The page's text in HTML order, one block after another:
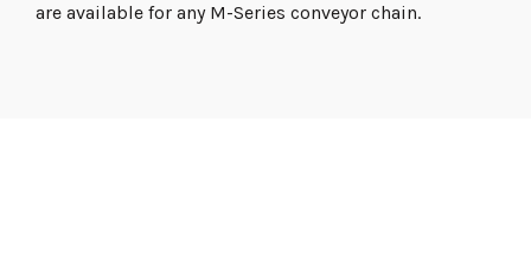
are available for any M-Series conveyor chain.